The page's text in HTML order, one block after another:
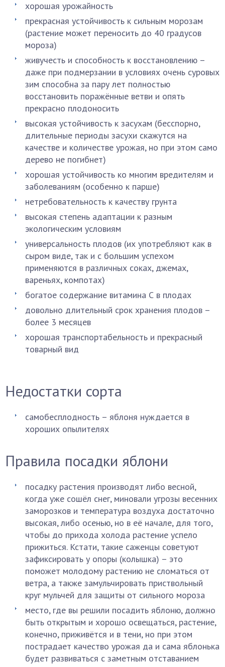
хорошая урожайность
прекрасная устойчивость к сильным морозам
(растение может переносить до 40 градусов
мороза)
живучесть и способность к восстановлению –
даже при подмерзании в условиях очень суровых
зим способна за пару лет полностью
восстановить поражённые ветви и опять
прекрасно плодоносить
высокая устойчивость к засухам (бесспорно,
длительные периоды засухи скажутся на
качестве и количестве урожая, но при этом само
дерево не погибнет)
хорошая устойчивость ко многим вредителям и
заболеваниям (особенно к парше)
нетребовательность к качеству грунта
высокая степень адаптации к разным
экологическим условиям
универсальность плодов (их употребляют как в
сыром виде, так и с большим успехом
применяются в различных соках, джемах,
вареньях, компотах)
богатое содержание витамина С в плодах
довольно длительный срок хранения плодов –
более 3 месяцев
хорошая транспортабельность и прекрасный
товарный вид
Недостатки сорта
самобесплодность – яблоня нуждается в
хороших опылителях
Правила посадки яблони
посадку растения производят либо весной,
когда уже сошёл снег, миновали угрозы весенних
заморозков и температура воздуха достаточно
высокая, либо осенью, но в её начале, для того,
чтобы до прихода холода растение успело
прижиться. Кстати, такие саженцы советуют
зафиксировать у опоры (колышка) – это
поможет молодому растению не сломаться от
ветра, а также замульчировать приствольный
круг мульчей для защиты от сильного мороза
место, где вы решили посадить яблоню, должно
быть открытым и хорошо освещаться, растение,
конечно, приживётся и в тени, но при этом
пострадает качество урожая да и сама яблонька
будет развиваться с заметным отставанием